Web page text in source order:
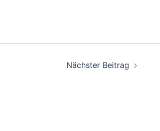
Nächster Beitrag